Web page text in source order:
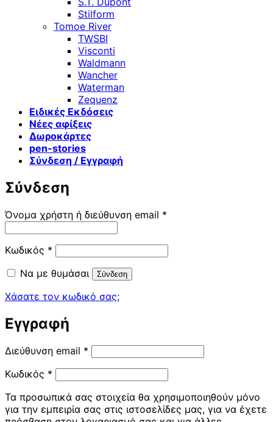
Stilform
Tomoe River
TWSBI
Visconti
Waldmann
Wancher
Waterman
Zequenz
Ειδικές Εκδόσεις
Νέες αφίξεις
Δωροκάρτες
pen-stories
Σύνδεση / Εγγραφή
Σύνδεση
Όνομα χρήστη ή διεύθυνση email *
Κωδικός * Απαιτείται
Να με θυμάσαι
Σύνδεση
Χάσατε τον κωδικό σας;
Εγγραφή
Διεύθυνση email * Απαιτείται
Κωδικός * Απαιτείται
Τα προσωπικά σας στοιχεία θα χρησιμοποιηθούν μόνο
για την εμπειρία σας στις ιστοσελίδες μας, για να έχετε